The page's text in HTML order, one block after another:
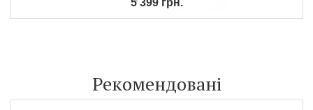
5 399 грн.
Рекомендовані